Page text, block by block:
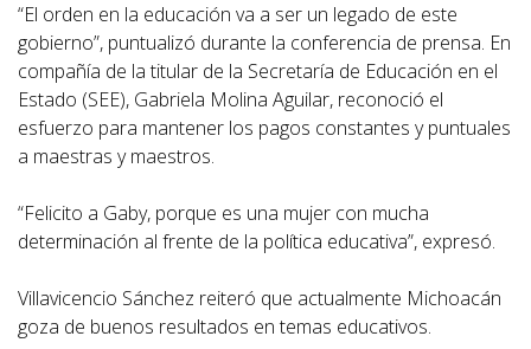
“El orden en la educación va a ser un legado de este
gobierno”, puntualizó durante la conferencia de prensa. En
compañía de la titular de la Secretaría de Educación en el
Estado (SEE), Gabriela Molina Aguilar, reconoció el
esfuerzo para mantener los pagos constantes y puntuales
a maestras y maestros.
“Felicito a Gaby, porque es una mujer con mucha
determinación al frente de la política educativa”, expresó.
Villavicencio Sánchez reiteró que actualmente Michoacán
goza de buenos resultados en temas educativos.